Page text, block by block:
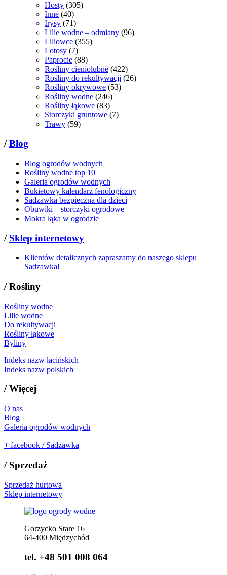
Hosty (305)
Inne (40)
Irysy (71)
Lilie wodne – odmiany (96)
Liliowce (355)
Lotosy (7)
Paprocie (88)
Rośliny cieniolubne (422)
Rośliny do rekultywacji (26)
Rośliny okrywowe (53)
Rośliny wodne (246)
Rośliny łąkowe (83)
Storczyki gruntowe (7)
Trawy (59)
/Blog
Blog ogrodów wodnych
Rośliny wodne top 10
Galeria ogrodów wodnych
Bukietowy kalendarz fenologiczny
Sadzawka bezpieczna dla dzieci
Obuwiki – storczyki ogrodowe
Mokra łąka w ogrodzie
/ Sklep internetowy
Klientów detalicznych zapraszamy do naszego sklepu
Sadzawka!
/Rośliny
Rośliny wodne
Lilie wodne
Do rekultywacji
Rośliny łąkowe
Byliny
Indeks nazw łacińskich
Indeks nazw polskich
/Więcej
O nas
Blog
Galeria ogrodów wodnych
+ facebook / Sadzawka
/ Sprzedaż
Sprzedaż hurtowa
Sklep internetowy
Gorzycko Stare 16
64-400 Międzychód
tel. +48 501 008 064